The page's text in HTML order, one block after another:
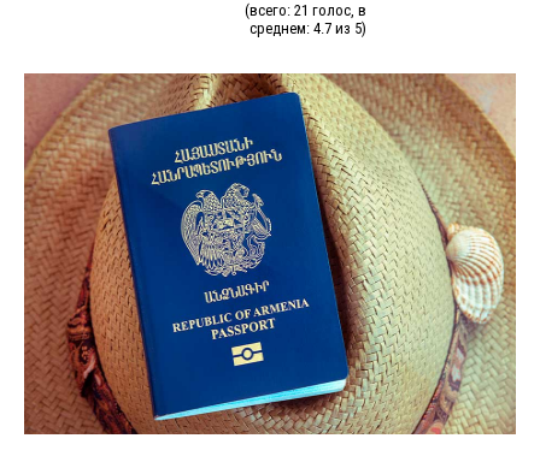
(всего: 21 голос, в
среднем: 4.7 из 5)